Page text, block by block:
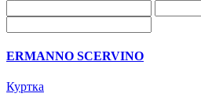
ERMANNO SCERVINO
Куртка